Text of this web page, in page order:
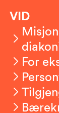
VID
For